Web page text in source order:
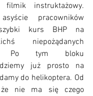
filmik instruktażowy.
pracowników
kurs BHP na
niepożądanych
Po tym bloku
już prosto na
do helikoptera. Od
że nie ma się czego